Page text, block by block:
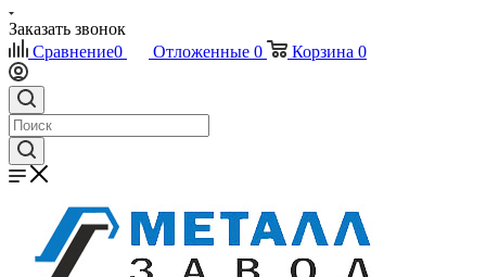
Заказать звонок
Сравнение0 Отложенные 0 Корзина 0